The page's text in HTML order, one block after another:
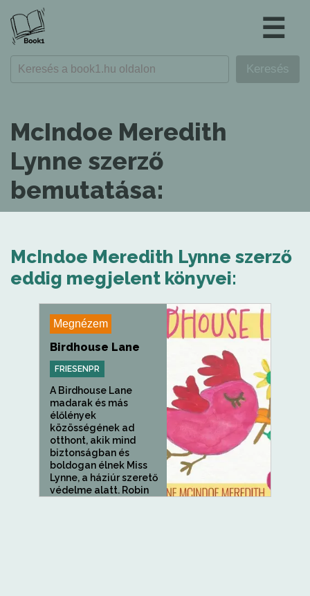
☰
McIndoe Meredith
Lynne szerző
bemutatása:
McIndoe Meredith Lynne szerző
eddig megjelent könyvei:
Megnézem
Birdhouse Lane
FRIESENPR
A Birdhouse Lane
madarak és más
élőlények
közösségének ad
otthont, akik mind
biztonságban és
boldogan élnek Miss
Lynne, a háziúr szerető
védelme alatt. Robin